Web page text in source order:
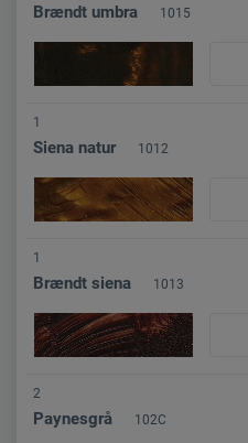
Brændt umbra 1015
1
Siena natur 1012
1
Brændt siena 1013
2
Paynesgrå 102C